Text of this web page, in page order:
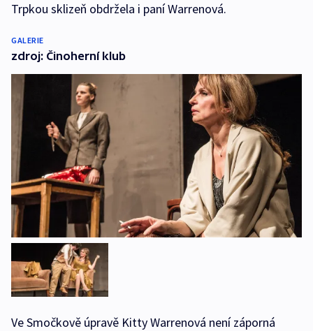
Trpkou sklizeň obdržela i paní Warrenová.
GALERIE
zdroj: Činoherní klub
Ve Smočkově úpravě Kitty Warrenová není záporná